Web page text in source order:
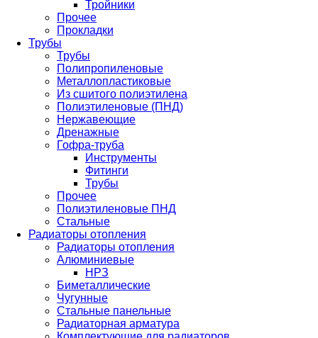
Тройники
Прочее
Прокладки
Трубы
Трубы
Полипропиленовые
Металлопластиковые
Из сшитого полиэтилена
Полиэтиленовые (ПНД)
Нержавеющие
Дренажные
Гофра-труба
Инструменты
Фитинги
Трубы
Прочее
Полиэтиленовые ПНД
Стальные
Радиаторы отопления
Радиаторы отопления
Алюминиевые
НРЗ
Биметаллические
Чугунные
Стальные панельные
Радиаторная арматура